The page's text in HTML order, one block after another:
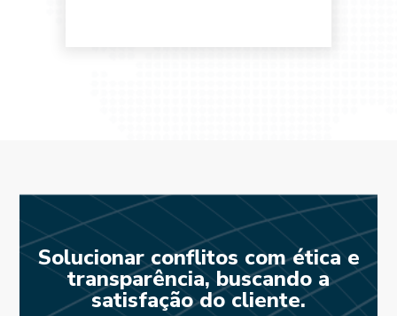
Solucionar conflitos com ética e
transparência, buscando a
satisfação do cliente.